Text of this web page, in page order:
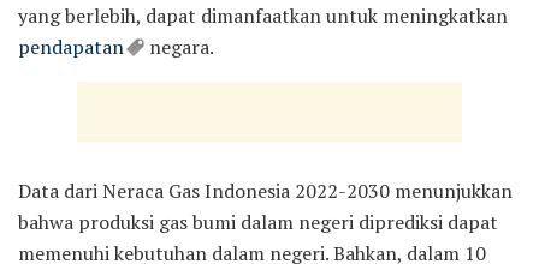
yang berlebih, dapat dimanfaatkan untuk meningkatkan
pendapatan
negara.
Data dari Neraca Gas Indonesia 2022-2030 menunjukkan
bahwa produksi gas bumi dalam negeri diprediksi dapat
memenuhi kebutuhan dalam negeri. Bahkan, dalam 10